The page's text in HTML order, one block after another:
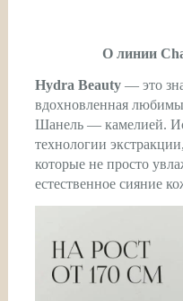
О линии
Hydra Beauty— это
вдохновленная
Шанель — камелией.
технологии
которые не просто
естественное сияние